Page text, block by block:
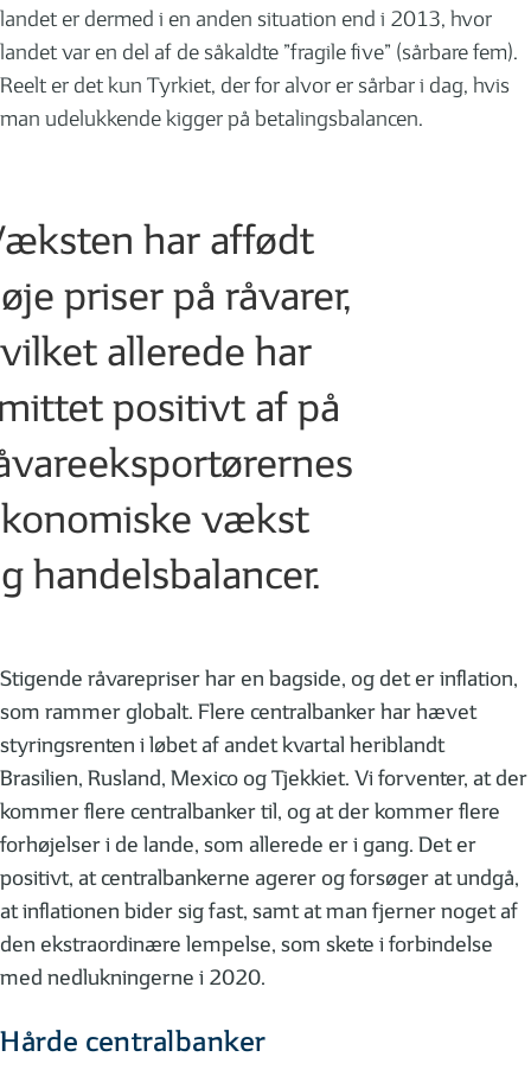
landet er dermed i en anden situation end i 2013, hvor
landet var en del af de såkaldte ”fragile five” (sårbare fem).
Reelt er det kun Tyrkiet, der for alvor er sårbar i dag, hvis
man udelukkende kigger på betalingsbalancen.
har affødt
priser på råvarer,
allerede har
positivt af på
vækst
handelsbalancer.
Stigende råvarepriser har en bagside, og det er inflation,
som rammer globalt. Flere centralbanker har hævet
styringsrenten i løbet af andet kvartal heriblandt
Brasilien, Rusland, Mexico og Tjekkiet. Vi forventer, at der
kommer flere centralbanker til, og at der kommer flere
forhøjelser i de lande, som allerede er i gang. Det er
positivt, at centralbankerne agerer og forsøger at undgå,
at inflationen bider sig fast, samt at man fjerner noget af
den ekstraordinære lempelse, som skete i forbindelse
med nedlukningerne i 2020.
Hårde centralbanker